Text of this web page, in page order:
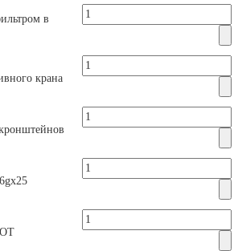
в
крана